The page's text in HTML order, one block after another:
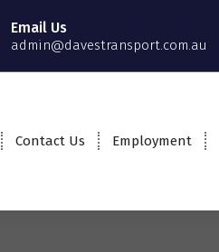
Email Us
admin@davestransport.com.au
Contact Us Employment